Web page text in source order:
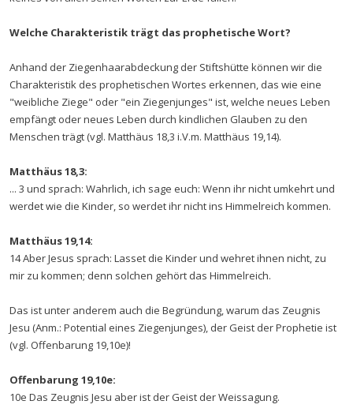
Welche Charakteristik trägt das prophetische Wort?
Anhand der Ziegenhaarabdeckung der Stiftshütte können wir die
Charakteristik des prophetischen Wortes erkennen, das wie eine
"weibliche Ziege" oder "ein Ziegenjunges" ist, welche neues Leben
empfängt oder neues Leben durch kindlichen Glauben zu den
Menschen trägt (vgl. Matthäus 18,3 i.V.m. Matthäus 19,14).
Matthäus 18,3:
... 3 und sprach: Wahrlich, ich sage euch: Wenn ihr nicht umkehrt und
werdet wie die Kinder, so werdet ihr nicht ins Himmelreich kommen.
Matthäus 19,14:
14 Aber Jesus sprach: Lasset die Kinder und wehret ihnen nicht, zu
mir zu kommen; denn solchen gehört das Himmelreich.
Das ist unter anderem auch die Begründung, warum das Zeugnis
Jesu (Anm.: Potential eines Ziegenjunges), der Geist der Prophetie ist
(vgl. Offenbarung 19,10e)!
Offenbarung 19,10e:
10e Das Zeugnis Jesu aber ist der Geist der Weissagung.